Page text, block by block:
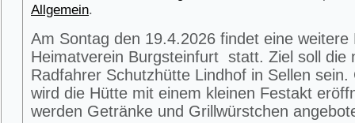
Allgemein.
Am Sontag den 19.4.2026 findet eine weitere
Heimatverein Burgsteinfurt statt. Ziel soll die
Radfahrer Schutzhütte Lindhof in Sellen sein.
wird die Hütte mit einem kleinen Festakt
werden Getränke und Grillwürstchen